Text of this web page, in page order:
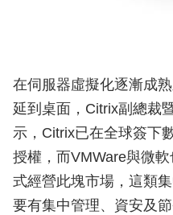
在伺服器虛擬化逐漸成
延到桌面，Citrix副總裁
示，Citrix已在全球簽下
授權，而VMWare與微
式經營此塊市場，這類
要有集中管理、資安及